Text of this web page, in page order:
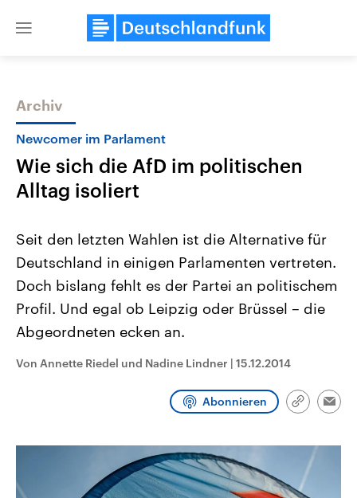
Close
Themen
USA
Aktuelle Beiträge, Analysen und
Hintergründe
Wirtschaftlich und militärisch
gehören die Vereinigten Staaten zu
den mächtigsten Ländern der Erde,
aktuelle Weltgeschehen.
Nahostkonflikt
Aktuelle Lage und
Der Überfall der
Terrororganisation Hamas
Diese wird wie die
Programm Podcasts
Audio-Archiv
Archiv
Newcomer im Parlament
Wie sich die AfD im politischen
Alltag isoliert
Seit den letzten Wahlen ist die Alternative für
Deutschland in einigen Parlamenten vertreten.
Doch bislang fehlt es der Partei an politischem
Profil. Und egal ob Leipzig oder Brüssel – die
Abgeordneten ecken an.
Von Annette Riedel und Nadine Lindner | 15.12.2014
Abonnieren
Link